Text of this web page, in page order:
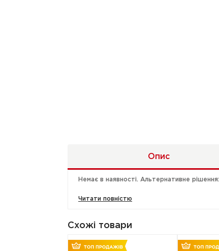
Опис
Немає в наявності. Альтернативне рішення:
Читати повністю
Схожі товари